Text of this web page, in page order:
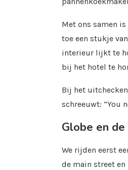
Met ons samen
toe een stukje
interieur lijkt te
bij het hotel te
Bij het
schreeuwt: “You
Globe en
We rijden eerst
de main street